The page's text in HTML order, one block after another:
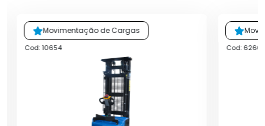
Movimentação de Cargas
Cod: 10654 Cod: 6260